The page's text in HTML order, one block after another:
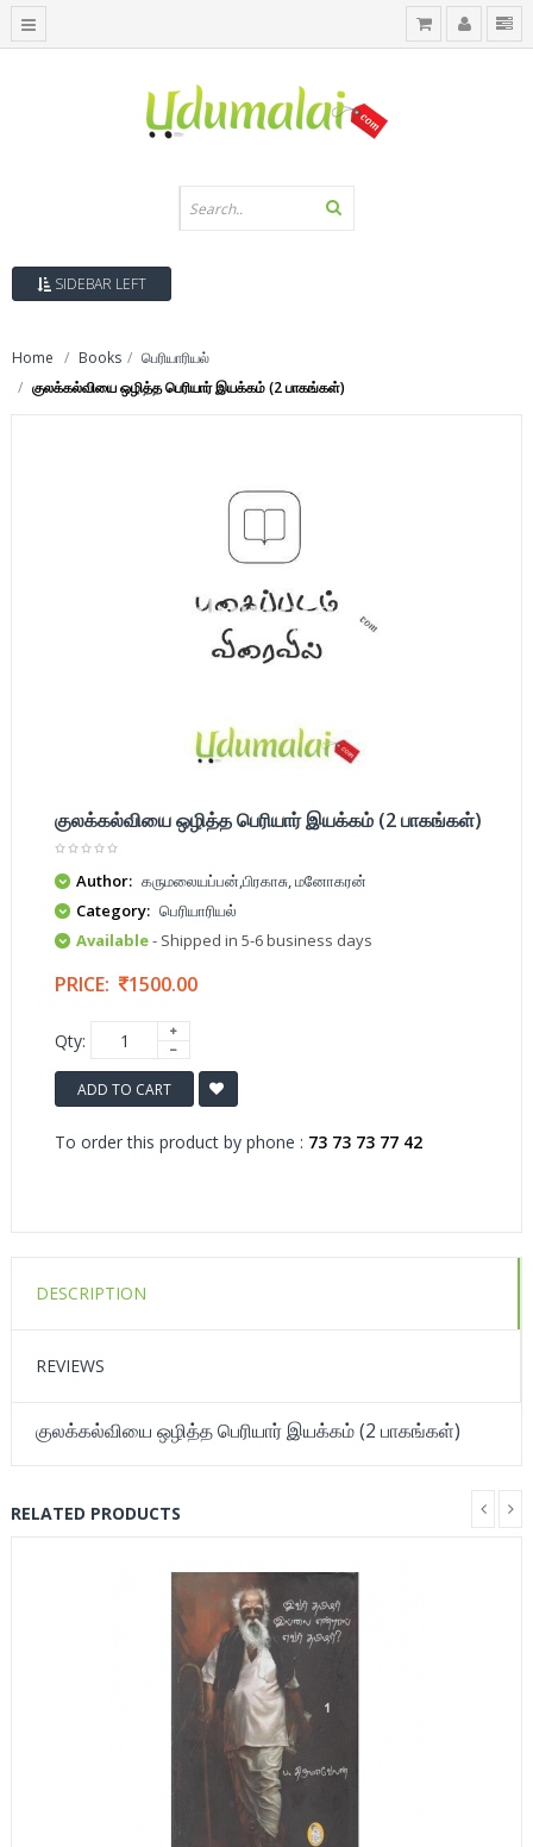
SIDEBAR LEFT
Home Books
பெரியாரியல்
குலக்கல்வியை ஒழித்த பெரியார் இயக்கம் (2 பாகங்கள்)
குலக்கல்வியை ஒழித்த பெரியார் இயக்கம் (2 பாகங்கள்)
Author: கருமலையப்பன்,பிரகாசு, மனோகரன்
Category: பெரியாரியல்
Available- Shipped in 5-6 business days
PRICE: 1500.00
Qty:
ADD TO CART
To order this product by phone : 73 73 73 77 42
DESCRIPTION
REVIEWS
குலக்கல்வியை ஒழித்த பெரியார் இயக்கம் (2 பாகங்கள்)
RELATED PRODUCTS